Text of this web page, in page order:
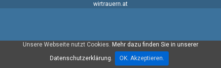
Unsere Webseite nutzt Cookies. Mehr dazu finden Sie in unserer
Datenschutzerklärung.
OK. Akzeptieren.
wirtrauern.at